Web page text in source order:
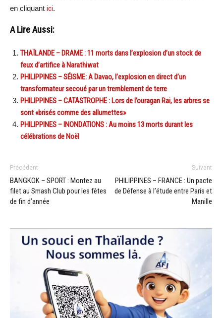
en cliquant ici.
A Lire Aussi:
THAÏLANDE – DRAME : 11 morts dans l’explosion d’un stock de
feux d’artifice à Narathiwat
PHILIPPINES – SÉISME: A Davao, l’explosion en direct d’un
transformateur secoué par un tremblement de terre
PHILIPPINES – CATASTROPHE : Lors de l’ouragan Rai, les arbres se
sont «brisés comme des allumettes»
PHILIPPINES – INONDATIONS : Au moins 13 morts durant les
célébrations de Noël
Précédent
BANGKOK – SPORT : Montez au
filet au Smash Club pour les fêtes
de fin d’année
Suivant
PHILIPPINES – FRANCE : Un pacte
de Défense à l’étude entre Paris et
Manille